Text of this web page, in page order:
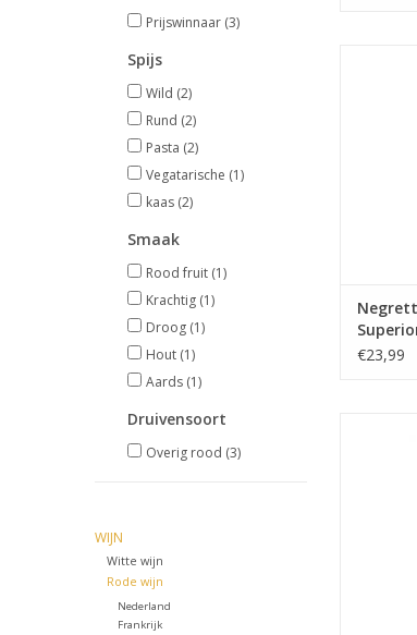
Prijswinnaar (3)
Spijs
Wild (2)
Rund (2)
Pasta (2)
Vegatarische (1)
kaas (2)
Smaak
Rood fruit (1)
Krachtig (1)
Droog (1)
Hout (1)
Aards (1)
Druivensoort
Overig rood (3)
WIJN
Witte wijn
Rode wijn
Nederland
Frankrijk
€23,99
Giribaldi